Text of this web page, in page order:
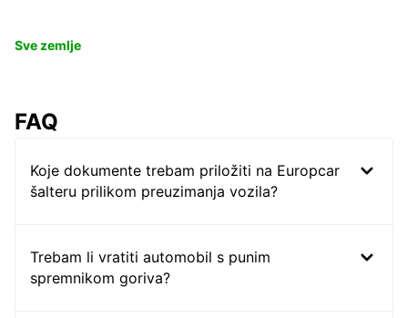
Sve zemlje
FAQ
Koje dokumente trebam priložiti na Europcar
šalteru prilikom preuzimanja vozila?
Trebam li vratiti automobil s punim
spremnikom goriva?